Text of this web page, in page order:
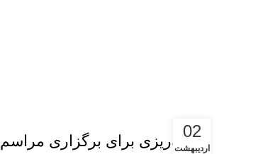
02
اردیبهشت
برنامه‌ریزی برای برگزاری مراسم